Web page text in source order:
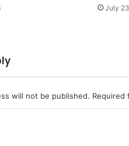
July
will not be published. Required